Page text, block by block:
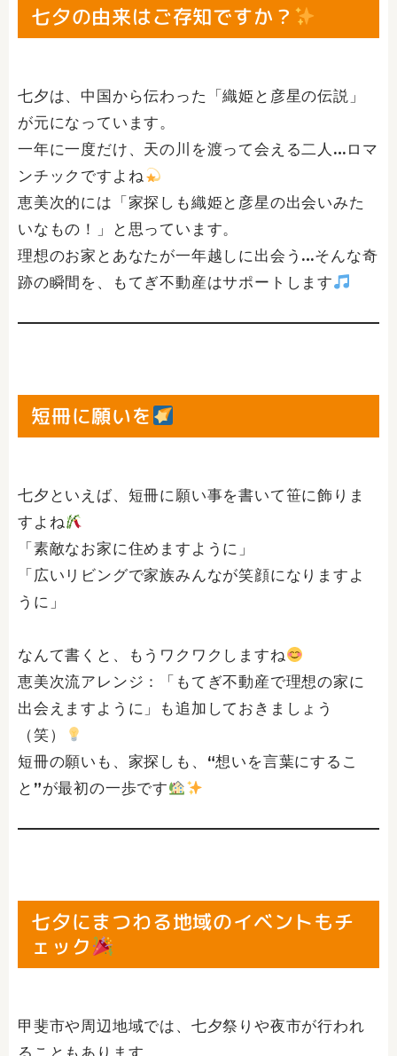
七夕の由来はご存知ですか？
七夕は、中国から伝わった「織姫と彦星の伝説」
が元になっています。
一年に一度だけ、天の川を渡って会える二人…ロマ
ンチックですよね
恵美次的には「家探しも織姫と彦星の出会いみた
いなもの！」と思っています。
理想のお家とあなたが一年越しに出会う…そんな奇
跡の瞬間を、もてぎ不動産はサポートします
短冊に願いを
七夕といえば、短冊に願い事を書いて笹に飾りま
すよね
「素敵なお家に住めますように」
「広いリビングで家族みんなが笑顔になりますよ
うに」
なんて書くと、もうワクワクしますね
恵美次流アレンジ：「もてぎ不動産で理想の家に
出会えますように」も追加しておきましょう
（笑）
短冊の願いも、家探しも、“想いを言葉にするこ
と”が最初の一歩です
七夕にまつわる地域のイベントもチ
ェック
甲斐市や周辺地域では、七夕祭りや夜市が行われ